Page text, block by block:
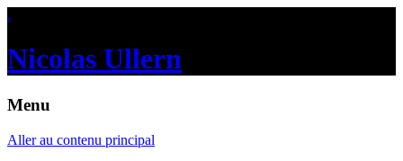
.
Nicolas Ullern
Menu
Aller au contenu principal